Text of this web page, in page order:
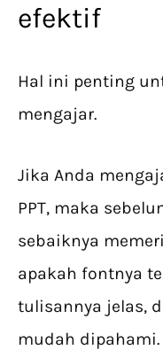
efektif
Hal ini penting
mengajar.
Jika Anda
PPT, maka
sebaiknya
apakah fontnya
tulisannya jelas,
mudah dipahami.